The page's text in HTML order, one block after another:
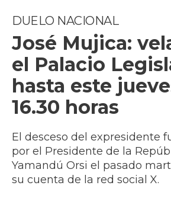
DUELO NACIONAL
José Mujica:
el Palacio
hasta este
16.30 horas
El desceso del expresidente
por el Presidente de la
Yamandú Orsi el pasado
su cuenta de la red social X.